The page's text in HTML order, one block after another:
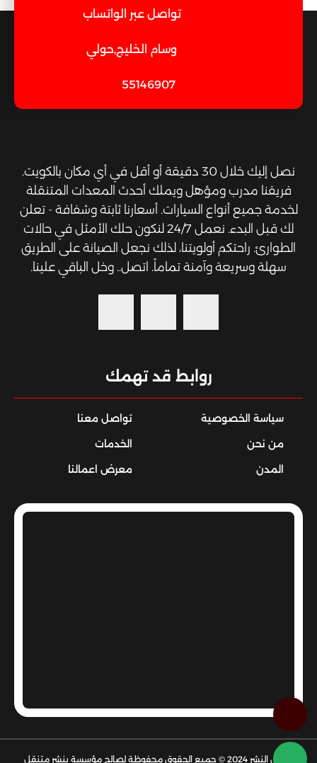
تواصل عبر الواتساب
وسام الخليج,حولي
55146907
نصل إليك خلال 30 دقيقة أو أقل في أي مكان بالكويت.
فريقنا مدرب ومؤهل ويملك أحدث المعدات المتنقلة
لخدمة جميع أنواع السيارات. أسعارنا ثابتة وشفافة - تعلن
لك قبل البدء. نعمل 24/7 لنكون حلك الأمثل في حالات
الطوارئ. راحتكم أولويتنا، لذلك نجعل الصيانة على الطريق
سهلة وسريعة وآمنة تماماً. اتصل.. وخل الباقي علينا.
روابط قد تهمك
سياسة الخصوصية
تواصل معنا
من نحن
الخدمات
المدن
معرض اعمالنا
حقوق النشر 2024 © جميع الحقوق محفوظة لصالح مؤسسة بنشر متنقل